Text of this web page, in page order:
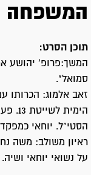
המשפחה
תוכן הסרט:
המשך:פרופ' יהושע
סמואל".
זאב אלמוג: הכרותו
הסטי"ל. יוחאי
ראיון משולב: משה
על נשואי יוחאי